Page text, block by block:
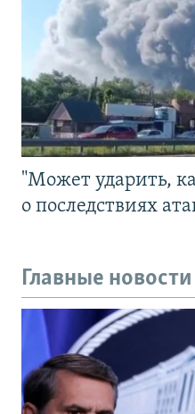
"Может ударить,
о последствиях
Главные новости